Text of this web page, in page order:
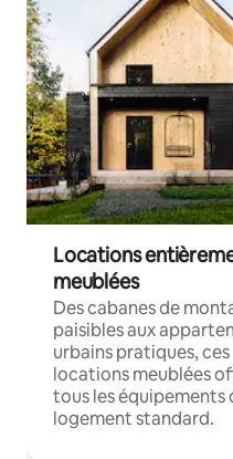
Locations
meublées
Des cabanes de
paisibles aux
urbains pratiques, ces
locations meublées
tous les équipements
logement standard.